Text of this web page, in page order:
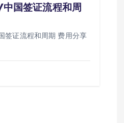
国签证流程和周
签证流程和周期 费用分享